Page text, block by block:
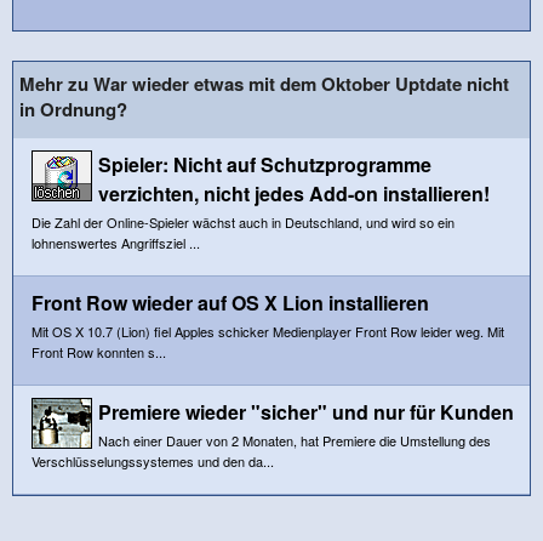
Mehr zu War wieder etwas mit dem Oktober Uptdate nicht
in Ordnung?
Spieler: Nicht auf Schutzprogramme
verzichten, nicht jedes Add-on installieren!
Die Zahl der Online-Spieler wächst auch in Deutschland, und wird so ein
lohnenswertes Angriffsziel ...
Front Row wieder auf OS X Lion installieren
Mit OS X 10.7 (Lion) fiel Apples schicker Medienplayer Front Row leider weg. Mit
Front Row konnten s...
Premiere wieder "sicher" und nur für Kunden
Nach einer Dauer von 2 Monaten, hat Premiere die Umstellung des
Verschlüsselungssystemes und den da...